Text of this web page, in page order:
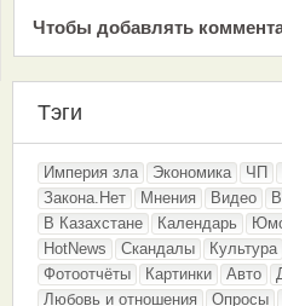
Чтобы добавлять
Тэги
Империя зла Экономика ЧП
Закона.Нет
Мнения Видео
В Казахстане
Календарь
HotNews
Скандалы Культура
Фотоотчёты
Картинки Авто
Любовь и отношения
Опросы